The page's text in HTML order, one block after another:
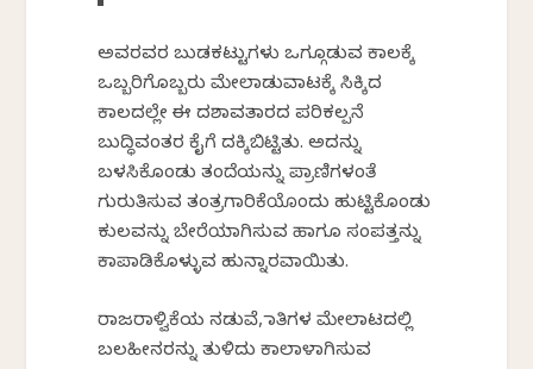
ಅವರವರ ಬುಡಕಟ್ಟುಗಳು ಒಗ್ಗೂಡುವ ಕಾಲಕ್ಕೆ
ಒಬ್ಬರಿಗೊಬ್ಬರು ಮೇಲಾಡುವಾಟಕ್ಕೆ ಸಿಕ್ಕಿದ
ಕಾಲದಲ್ಲೇ ಈ ದಶಾವತಾರದ ಪರಿಕಲ್ಪನೆ
ಬುದ್ಧಿವಂತರ ಕೈಗೆ ದಕ್ಕಿಬಿಟ್ಟಿತು. ಅದನ್ನು
ಬಳಸಿಕೊಂಡು ತಂದೆಯನ್ನು ಪ್ರಾಣಿಗಳಂತೆ
ಗುರುತಿಸುವ ತಂತ್ರಗಾರಿಕೆಯೊಂದು ಹುಟ್ಟಿಕೊಂಡು
ಕುಲವನ್ನು ಬೇರೆಯಾಗಿಸುವ ಹಾಗೂ ಸಂಪತ್ತನ್ನು
ಕಾಪಾಡಿಕೊಳ್ಳುವ ಹುನ್ನಾರವಾಯಿತು.
ರಾಜರಾಳ್ವಿಕೆಯ ನಡುವೆ, ಜಾತಿಗಳ ಮೇಲಾಟದಲ್ಲಿ
ಬಲಹೀನರನ್ನು ತುಳಿದು ಕಾಲಾಳಾಗಿಸುವ